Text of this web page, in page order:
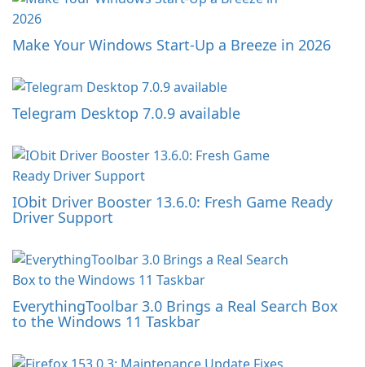
Make Your Windows Start-Up a Breeze in 2026
Telegram Desktop 7.0.9 available
IObit Driver Booster 13.6.0: Fresh Game Ready
Driver Support
EverythingToolbar 3.0 Brings a Real Search Box
to the Windows 11 Taskbar